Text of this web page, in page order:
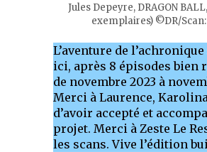
Jules Depeyre, DRAGON
exemplaires) ©DR/Scan:
L’aventure de
ici, après 8 épisodes bien
de novembre 2023 à
Merci à Laurence,
d’avoir accepté et
projet. Merci à Zeste Le
les scans. Vive l’édition